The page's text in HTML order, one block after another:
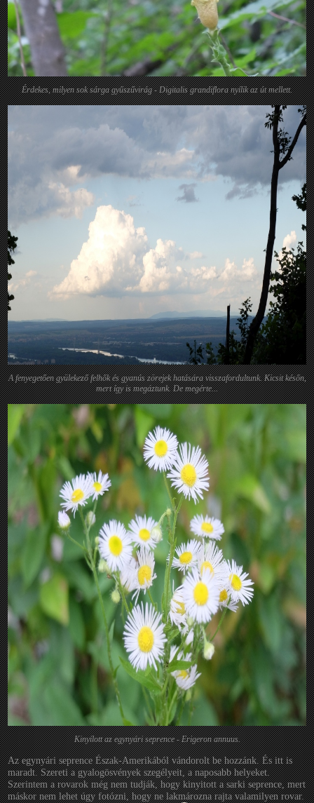
Érdekes, milyen sok sárga gyűszűvirág - Digitalis grandiflora nyílik az út mellett.
A fenyegetően gyülekező felhők és gyanús zörejek hatására visszafordultunk. Kicsit későn,
mert így is megáztunk. De megérte...
Kinyílott az egynyári seprence - Erigeron annuus.
Az egynyári seprence Észak-Amerikából vándorolt be hozzánk. És itt is
maradt. Szereti a gyalogösvények szegélyeit, a naposabb helyeket.
Szerintem a rovarok még nem tudják, hogy kinyitott a sarki seprence, mert
máskor nem lehet úgy fotózni, hogy ne lakmározna rajta valamilyen rovar.